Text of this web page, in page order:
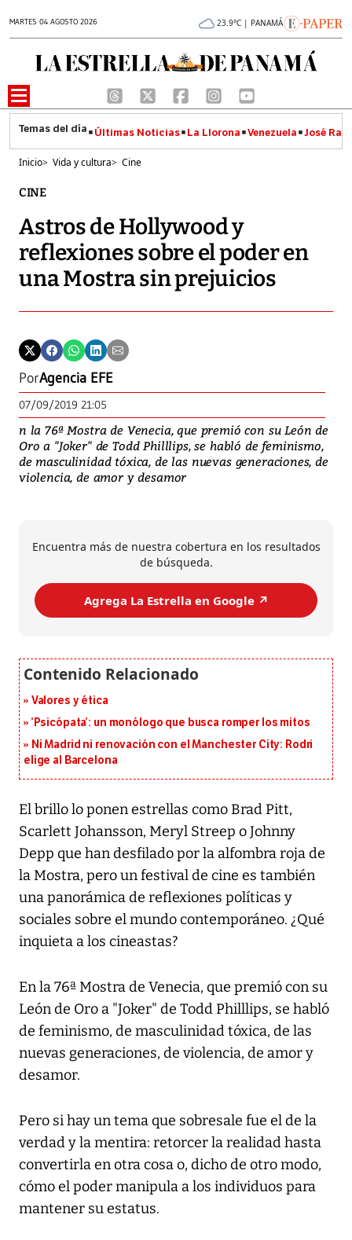
MARTES 04 AGOSTO 2026 23.9°C | PANAMÁ
Últimas Noticias La Llorona Venezuela José
Inicio> Vida y cultura> Cine
CINE
Astros de Hollywood y
reflexiones sobre el poder en
una Mostra sin prejuicios
PorAgencia EFE
07/09/2019 21:05
n la 76ª Mostra de Venecia, que premió con su León de
Oro a "Joker" de Todd Philllips, se habló de feminismo,
de masculinidad tóxica, de las nuevas generaciones, de
violencia, de amor y desamor
Encuentra más de nuestra cobertura en los resultados
de búsqueda.
Agrega La Estrella en Google ↗️
Valores y ética
‘Psicópata’: un monólogo que busca romper los mitos
Ni Madrid ni renovación con el Manchester City: Rodri
elige al Barcelona
El brillo lo ponen estrellas como Brad Pitt,
Scarlett Johansson, Meryl Streep o Johnny
Depp que han desfilado por la alfombra roja de
la Mostra, pero un festival de cine es también
una panorámica de reflexiones políticas y
sociales sobre el mundo contemporáneo. ¿Qué
inquieta a los cineastas?
En la 76ª Mostra de Venecia, que premió con su
León de Oro a "Joker" de Todd Philllips, se habló
de feminismo, de masculinidad tóxica, de las
nuevas generaciones, de violencia, de amor y
desamor.
Pero si hay un tema que sobresale fue el de la
verdad y la mentira: retorcer la realidad hasta
convertirla en otra cosa o, dicho de otro modo,
cómo el poder manipula a los individuos para
mantener su estatus.